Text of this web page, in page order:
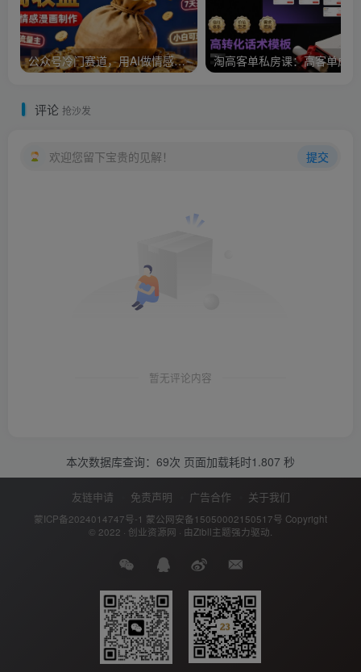
公众号冷门赛道，用AI做情感漫画，7天开通流量主，操作简单，小白可玩
评论 抢沙发
欢迎您留下宝贵的见解！ 提交
暂无评论内容
本次数据库查询：69次 页面加载耗时1.807 秒
友链申请 免责声明 广告合作 关于我们
蒙ICP备2024014747号-1 蒙公网安备15050002150517号 Copyright
© 2022 · 创业资源网 · 由Zibll主题强力驱动.